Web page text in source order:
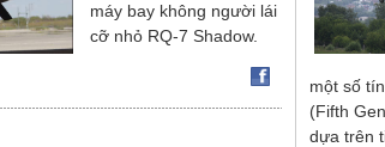
máy bay không người lái
cỡ nhỏ RQ-7 Shadow.
một số
(Fifth
dựa trên